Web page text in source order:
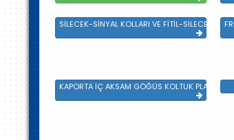
SİLECEK-SİNYAL KOLLARI VE FİTİL-SİLECEK
KAPORTA İÇ AKSAM GÖĞÜS KOLTUK PLASTİK